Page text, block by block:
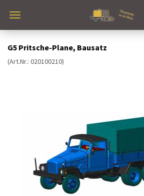
G5 Pritsche-Plane, Bausatz
(Art.Nr.: 020100210)